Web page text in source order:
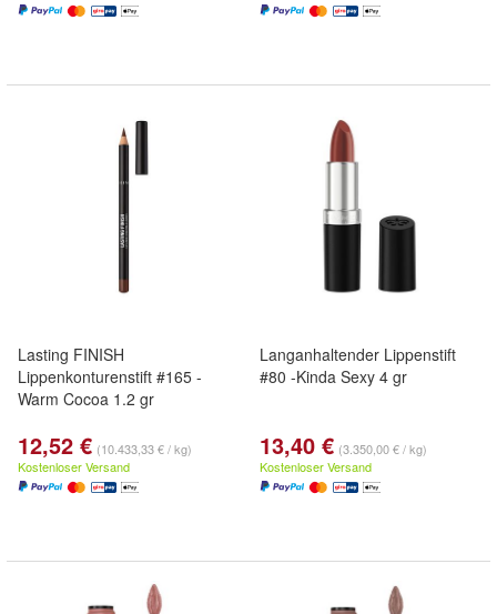
Lasting FINISH
Lippenkonturenstift #165 -
Warm Cocoa 1.2 gr
12,52 € (10.433,33 € / kg)
Kostenloser Versand
Langanhaltender Lippenstift
#80 -Kinda Sexy 4 gr
13,40 € (3.350,00 € / kg)
Kostenloser Versand